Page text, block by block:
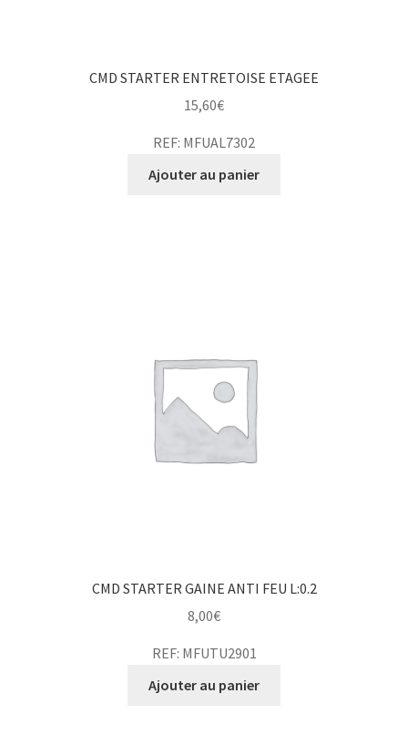
CMD STARTER ENTRETOISE ETAGEE
15,60€
REF: MFUAL7302
Ajouter au panier
CMD STARTER GAINE ANTI FEU L:0.2
8,00€
REF: MFUTU2901
Ajouter au panier